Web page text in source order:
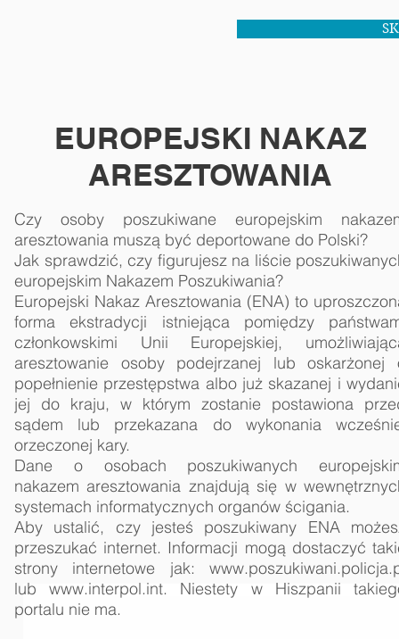
EUROPEJSKI NAKAZ
ARESZTOWANIA
Czy osoby poszukiwane europejskim
aresztowania muszą być deportowane do Polski?
Jak sprawdzić, czy figurujesz na liście
europejskim Nakazem Poszukiwania?
Europejski Nakaz Aresztowania (ENA) to
forma ekstradycji istniejąca pomiędzy
członkowskimi Unii Europejskiej,
aresztowanie osoby podejrzanej lub oskarżonej
popełnienie przestępstwa albo już skazanej i
jej do kraju, w którym zostanie postawiona
sądem lub przekazana do wykonania
orzeczonej kary.
Dane o osobach poszukiwanych
nakazem aresztowania znajdują się w
systemach informatycznych organów ścigania.
Aby ustalić, czy jesteś poszukiwany ENA
przeszukać internet. Informacji mogą dostaczyć
strony internetowe jak: www.
lubwww.interpol.int. Niestety w Hiszpanii
portalu nie ma.